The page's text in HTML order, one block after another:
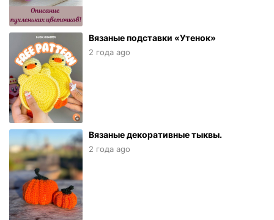
Вязаные подставки «Утенок»
2 года ago
Вязаные декоративные тыквы.
2 года ago